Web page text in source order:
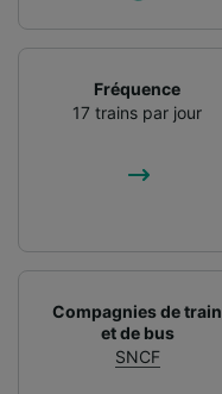
Fréquence
17 trains par jour
Compagnies de train
et de bus
SNCF